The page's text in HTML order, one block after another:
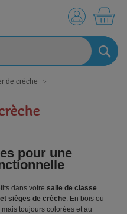
de crèche
pour une
dans votre salle de classe
sièges de crèche. En bois ou
toujours colorées et au